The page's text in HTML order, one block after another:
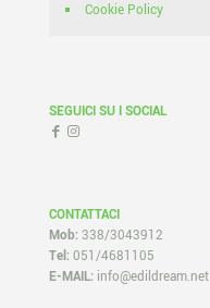
Cookie Policy
SEGUICI SU I SOCIAL
CONTATTACI
Mob: 338/3043912
Tel: 051/4681105
E-MAIL: info@edildream.net